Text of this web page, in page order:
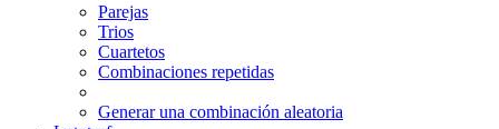
Parejas
Trios
Cuartetos
Combinaciones repetidas
Generar una combinación aleatoria